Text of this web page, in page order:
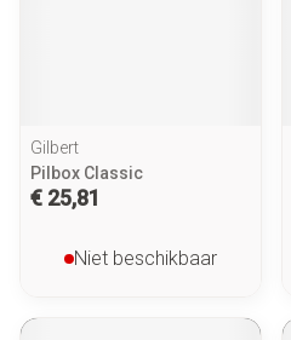
Gilbert
Pilbox Classic
€ 25,81
Niet beschikbaar